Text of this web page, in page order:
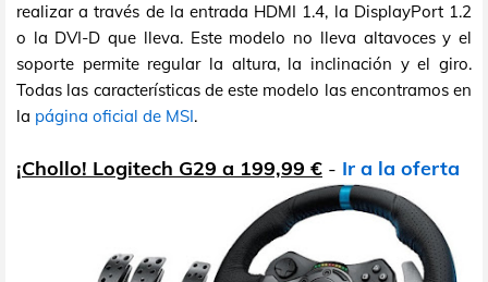
realizar a través de la entrada HDMI 1.4, la DisplayPort 1.2
o la DVI-D que lleva. Este modelo no lleva altavoces y el
soporte permite regular la altura, la inclinación y el giro.
Todas las características de este modelo las encontramos en
la página oficial de MSI.
¡Chollo! Logitech G29 a 199,99 € - Ir a la oferta